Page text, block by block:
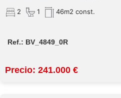
2
1 46m2 const.
Ref.: BV_4849_0R
Precio: 241.000 €